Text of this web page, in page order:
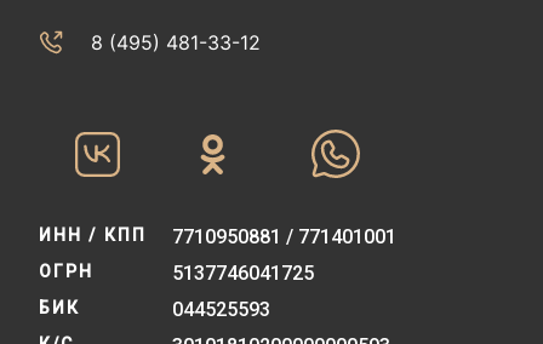
8 (495) 481-33-12‬‬
ИНН / КПП 7710950881 / 771401001
ОГРН 5137746041725
БИК 044525593